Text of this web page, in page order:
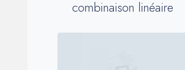
combinaison linéaire